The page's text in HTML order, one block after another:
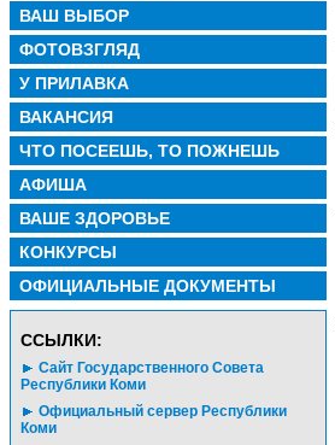
ВАШ ВЫБОР
ФОТОВЗГЛЯД
У ПРИЛАВКА
ВАКАНСИЯ
ЧТО ПОСЕЕШЬ, ТО ПОЖНЕШЬ
АФИША
ВАШЕ ЗДОРОВЬЕ
КОНКУРСЫ
ОФИЦИАЛЬНЫЕ ДОКУМЕНТЫ
CСЫЛКИ:
Сайт Государственного Совета
Республики Коми
Официальный сервер Республики
Коми